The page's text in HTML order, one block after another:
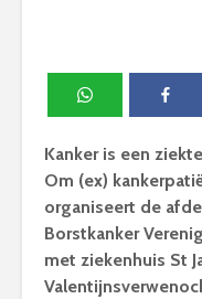
Kanker is een
Om (ex)
organiseert de
Borstkanker
met ziekenhuis St